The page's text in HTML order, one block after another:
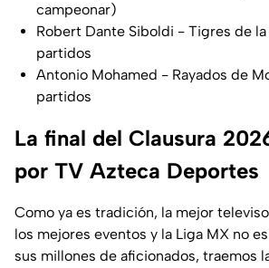
campeonar)
Robert Dante Siboldi - Tigres de la
partidos
Antonio Mohamed - Rayados de
partidos
La final del Clausura
por TV Azteca Deportes
Como ya es tradición, la mejor
los mejores eventos y la Liga MX no
sus millones de aficionados, traemos